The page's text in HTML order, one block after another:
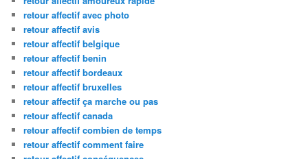
retour affectif avec photo
retour affectif avis
retour affectif belgique
retour affectif benin
retour affectif bordeaux
retour affectif bruxelles
retour affectif ça marche ou pas
retour affectif canada
retour affectif combien de temps
retour affectif comment faire